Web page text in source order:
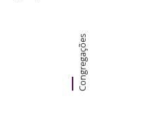
Congregações